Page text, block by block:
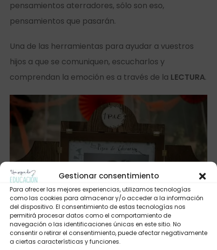
Gestionar consentimiento
Para ofrecer las mejores experiencias, utilizamos tecnologías
como las cookies para almacenar y/o acceder a la información
del dispositivo. El consentimiento de estas tecnologías nos
permitirá procesar datos como el comportamiento de
navegación o las identificaciones únicas en este sitio. No
consentir o retirar el consentimiento, puede afectar negativamente
a ciertas características y funciones.
pensamientos aterradores, sólo son eso,
pensamientos que pasarán.
Una de las herramientas para ayudar a vuestros
hijos a que se comuniquen, escucharlos y
comprendan la emoción es a través de la LECTURA.
En los próximos post iremos hablando de varios